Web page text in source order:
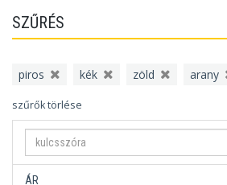
SZŰRÉS
piros kék zöld arany
szűrők törlése
ÁR